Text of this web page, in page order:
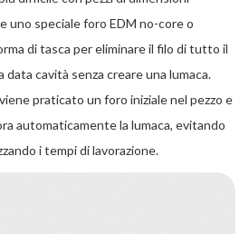
uno speciale foro EDM no-core o
di tasca per eliminare il filo di tutto il
cavità senza creare una lumaca.
praticato un foro iniziale nel pezzo e
automaticamente la lumaca, evitando
i tempi di lavorazione.